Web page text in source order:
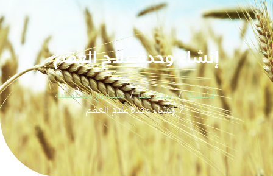
إنشاء وحدة علاج العقم
الرئيسية مشاريعنا مشاريع مستقبلية
إنشاء وحدة علاج العقم